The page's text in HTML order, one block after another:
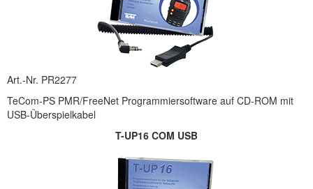
Art.-Nr. PR2277
TeCom-PS PMR/FreeNet Programmiersoftware auf CD-ROM mit
USB-Überspielkabel
T-UP16 COM USB